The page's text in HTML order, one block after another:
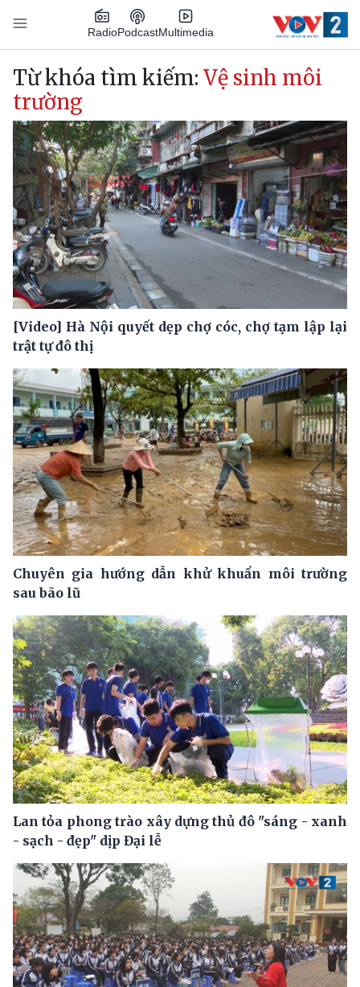
Nhảy đến nội dung
RadioPodcastMultimedia
Main navigation
Từ khóa tìm kiếm: Vệ sinh môi
trường
[Video] Hà Nội quyết dẹp chợ cóc, chợ tạm lập lại
trật tự đô thị
Chuyên gia hướng dẫn khử khuẩn môi trường
sau bão lũ
Lan tỏa phong trào xây dựng thủ đô "sáng - xanh
- sạch - đẹp" dịp Đại lễ